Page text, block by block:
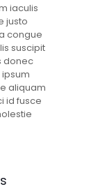
iaculis
justo
congue
suscipit
donec
aliquam
id fusce